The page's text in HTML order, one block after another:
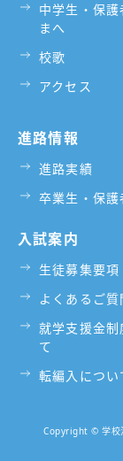
中学生・保護
まへ
校歌
アクセス
進路情報
進路実績
卒業生・保護
入試案内
生徒募集要項
よくあるご質
就学支援金制
て
転編入につい
Copyright © 学校